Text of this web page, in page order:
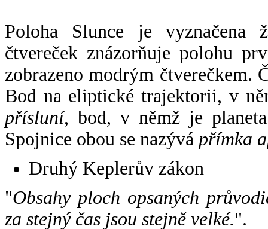
Poloha Slunce je vyznačena
čtvereček znázorňuje polohu
zobrazeno modrým čtverečkem.
Bod na eliptické trajektorii, v
přísluní, bod, v němž je
Spojnice obou se nazývá přímka
Druhý Keplerův zákon
"Obsahy ploch opsaných
za stejný čas jsou stejně velké.".